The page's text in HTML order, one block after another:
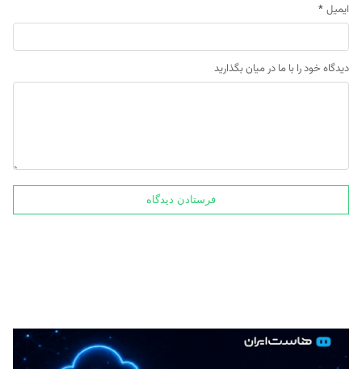
ایمیل *
دیدگاه خود را با ما در میان بگذارید